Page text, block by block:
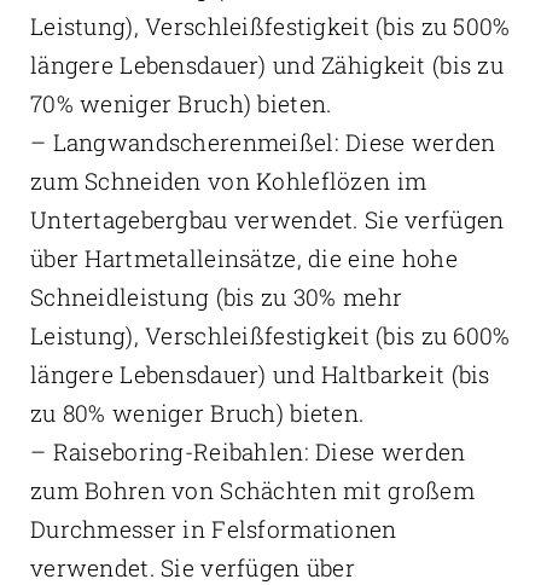
Leistung), Verschleißfestigkeit (bis zu 500%
längere Lebensdauer) und Zähigkeit (bis zu
70% weniger Bruch) bieten.
– Langwandscherenmeißel: Diese werden
zum Schneiden von Kohleflözen im
Untertagebergbau verwendet. Sie verfügen
über Hartmetalleinsätze, die eine hohe
Schneidleistung (bis zu 30% mehr
Leistung), Verschleißfestigkeit (bis zu 600%
längere Lebensdauer) und Haltbarkeit (bis
zu 80% weniger Bruch) bieten.
– Raiseboring-Reibahlen: Diese werden
zum Bohren von Schächten mit großem
Durchmesser in Felsformationen
verwendet. Sie verfügen über